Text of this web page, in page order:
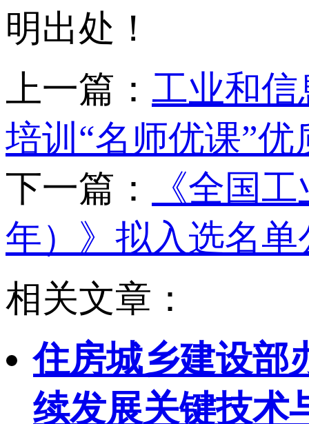
明出处！
上一篇： 工业和信
培训“名师优课”
下一篇：
《全国
年）》拟入选名单
相关文章：
住房城乡建设部
续发展关键技术